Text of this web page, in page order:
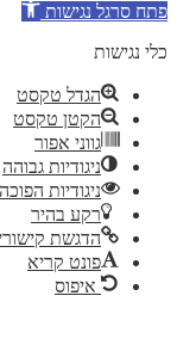
סרגל נגישות
נגישות
הגדל טקסט
הקטן טקסט
גווני אפור
ניגודיות גבוהה
ניגודיות הפוכה
רקע בהיר
הדגשת קישורים
פונט קריא
איפוס